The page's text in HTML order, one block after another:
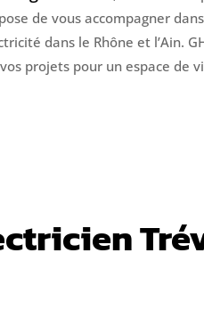
de vous accompagner
dans le Rhône et l’Ain.
projets pour un espace de